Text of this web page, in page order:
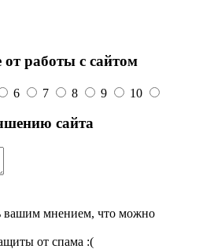
работы с сайтом
6 7 8 9 10
сайта
вашим мнением, что можно
от спама :(